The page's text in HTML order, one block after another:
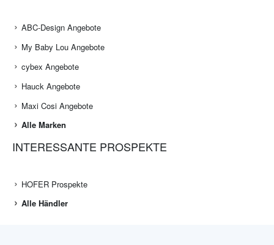
ABC-Design Angebote
My Baby Lou Angebote
cybex Angebote
Hauck Angebote
Maxi Cosi Angebote
Alle Marken
INTERESSANTE PROSPEKTE
HOFER Prospekte
Alle Händler